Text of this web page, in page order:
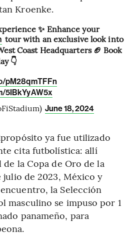
Kroenke.
✨ Enhance your
tour with an exclusive look into
Coast Headquarters 🏈 Book
👇
pM28qmTFFn
5IBkYyAW5x
June 18, 2024
ya fue utilizado
cita futbolística: allí
la Copa de Oro de la
julio de 2023, México y
la Selección
masculino se impuso por 1
panameño, para